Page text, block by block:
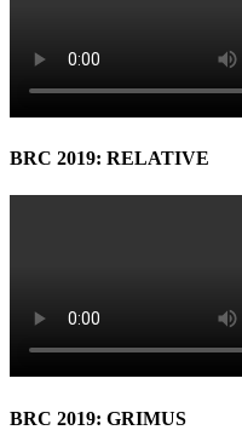
BRC 2019: RELATIVE
BRC 2019: GRIMUS